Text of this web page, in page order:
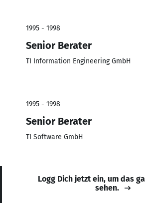
1995 - 1998
Senior Berater
TI Information Engineering GmbH
1995 - 1998
Senior Berater
TI Software GmbH
Logg Dich jetzt ein, um das
sehen.